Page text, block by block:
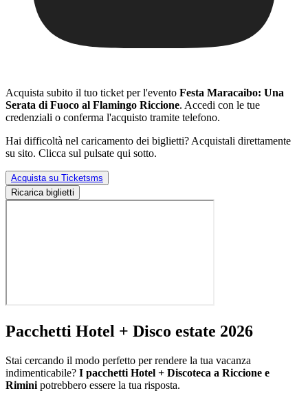
Acquista subito il tuo ticket per l'evento Festa Maracaibo: Una
Serata di Fuoco al Flamingo Riccione. Accedi con le tue
credenziali o conferma l'acquisto tramite telefono.
Hai difficoltà nel caricamento dei biglietti? Acquistali direttamente
su sito. Clicca sul pulsate qui sotto.
Acquista su Ticketsms
Ricarica biglietti
Pacchetti Hotel + Disco estate 2026
Stai cercando il modo perfetto per rendere la tua vacanza
indimenticabile? I pacchetti Hotel + Discoteca a Riccione e
Rimini potrebbero essere la tua risposta.